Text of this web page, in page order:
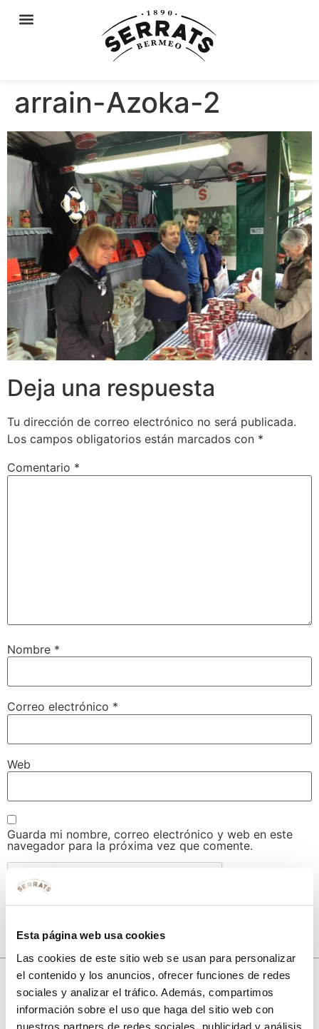
Esta página web usa cookies
Las cookies de este sitio web se usan para personalizar
el contenido y los anuncios, ofrecer funciones de redes
sociales y analizar el tráfico. Además, compartimos
información sobre el uso que haga del sitio web con
nuestros partners de redes sociales, publicidad y análisis
arrain-Azoka-2
Deja una respuesta
Tu dirección de correo electrónico no será publicada.
Los campos obligatorios están marcados con *
Comentario *
Nombre *
Correo electrónico *
Web
Guarda mi nombre, correo electrónico y web en este
navegador para la próxima vez que comente.
10% de descuento